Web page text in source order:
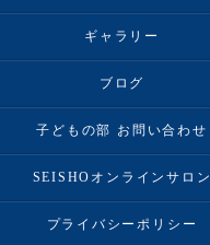
ギャラリー
ブログ
子どもの部 お問い合わせ
SEISHOオンラインサロン
プライバシーポリシー